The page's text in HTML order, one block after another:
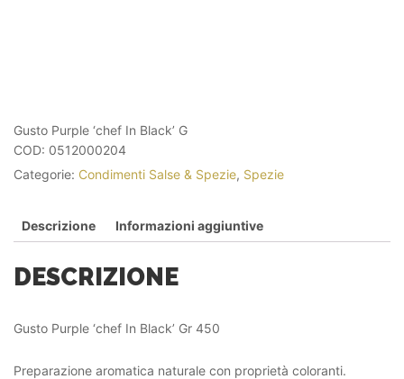
Gusto Purple ‘chef In Black’ G
COD: 0512000204
Categorie: Condimenti Salse & Spezie, Spezie
Descrizione Informazioni aggiuntive
DESCRIZIONE
Gusto Purple ‘chef In Black’ Gr 450
Preparazione aromatica naturale con proprietà coloranti.